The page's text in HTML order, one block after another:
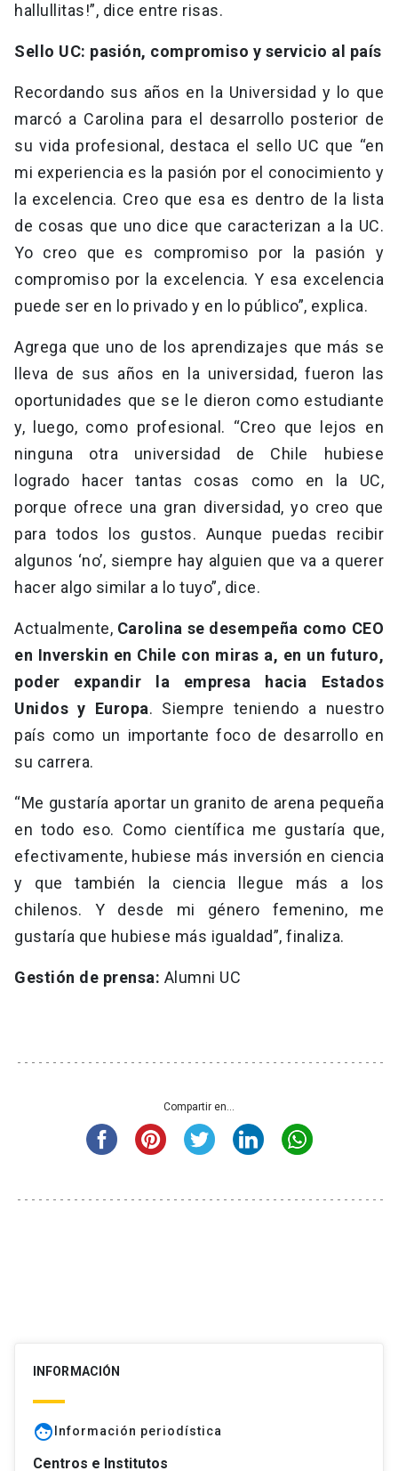
hallullitas!”, dice entre risas.
Sello UC: pasión, compromiso y servicio al país
Recordando sus años en la Universidad y lo que
marcó a Carolina para el desarrollo posterior de
su vida profesional, destaca el sello UC que “en
mi experiencia es la pasión por el conocimiento y
la excelencia. Creo que esa es dentro de la lista
de cosas que uno dice que caracterizan a la UC.
Yo creo que es compromiso por la pasión y
compromiso por la excelencia. Y esa excelencia
puede ser en lo privado y en lo público”, explica.
Agrega que uno de los aprendizajes que más se
lleva de sus años en la universidad, fueron las
oportunidades que se le dieron como estudiante
y, luego, como profesional. “Creo que lejos en
ninguna otra universidad de Chile hubiese
logrado hacer tantas cosas como en la UC,
porque ofrece una gran diversidad, yo creo que
para todos los gustos. Aunque puedas recibir
algunos ‘no’, siempre hay alguien que va a querer
hacer algo similar a lo tuyo”, dice.
Actualmente, Carolina se desempeña como CEO
en Inverskin en Chile con miras a, en un futuro,
poder expandir la empresa hacia Estados
Unidos y Europa. Siempre teniendo a nuestro
país como un importante foco de desarrollo en
su carrera.
“Me gustaría aportar un granito de arena pequeña
en todo eso. Como científica me gustaría que,
efectivamente, hubiese más inversión en ciencia
y que también la ciencia llegue más a los
chilenos. Y desde mi género femenino, me
gustaría que hubiese más igualdad”, finaliza.
Gestión de prensa: Alumni UC
Compartir en...
INFORMACIÓN
face Información periodística
Centros e Institutos